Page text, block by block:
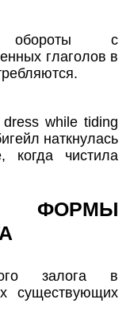
обороты с
глаголов в
while tiding
наткнулась
когда чистила
залога в
существующих